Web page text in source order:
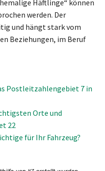
Häftlinge“ können
werden. Der
und hängt stark vom
Beziehungen, im Beruf
Postleitzahlengebiet 7 in
Orte und
22
für Ihr Fahrzeug?